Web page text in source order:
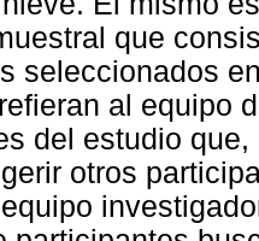
que
seleccionados
al equipo
del estudio
otros